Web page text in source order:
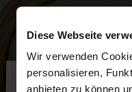
Diese Webseite
Wir verwenden
personalisieren,
anbieten zu können
hallo